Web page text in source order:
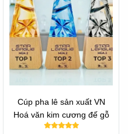
Cúp pha lê sản xuất VN
Hoá văn kim cương đế gỗ